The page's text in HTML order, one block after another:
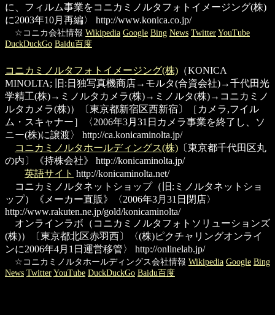
に、フィルム事業をコニカミノルタフォトイメージング(株)
に2003年10月再編〉
http://www.konica.co.jp/
☆コニカ会社情報 Wikipedia Google Bing News Twitter YouTube
DuckDuckGo Baidu百度
コニカミノルタフォトイメージング(株) （KONICA
MINOLTA; 旧:日独写真機商店→モルタ(合資会社)→千代田光
学精工(株)→ミノルタカメラ(株)→ミノルタ(株)→コニカミノ
ルタカメラ(株)）〔東京都新宿区西新宿〕［カメラ,フイル
ム・スキャナー］〈2006年3月31日カメラ事業を終了し、ソ
ニー(株)に譲渡〉
http://ca.konicaminolta.jp/
コニカミノルタホールディングス(株) 〔東京都千代田区丸
の内〕《持株会社》
http://konicaminolta.jp/
英語サイト http://konicaminolta.net/
コニカミノルタネットショップ（旧:ミノルタネットショ
ップ）《メーカー直販》〈2006年3月31日閉店〉
http://www.rakuten.ne.jp/gold/konicaminolta/
オンラインラボ （コニカミノルタフォトソリューションズ
(株)）〔東京都北区赤羽西〕〈(株)ピクチャリングオンライ
ンに2006年4月1日運営移管〉
http://onlinelab.jp/
☆コニカミノルタホールディングス会社情報 Wikipedia Google Bing
News Twitter YouTube DuckDuckGo Baidu百度